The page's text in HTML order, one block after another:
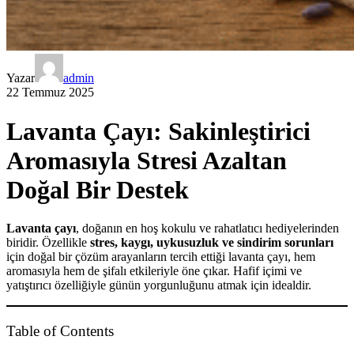
Yazar
admin
22 Temmuz 2025
Lavanta Çayı: Sakinleştirici
Aromasıyla Stresi Azaltan
Doğal Bir Destek
Lavanta çayı, doğanın en hoş kokulu ve rahatlatıcı hediyelerinden
biridir. Özellikle stres, kaygı, uykusuzluk ve sindirim sorunları
için doğal bir çözüm arayanların tercih ettiği lavanta çayı, hem
aromasıyla hem de şifalı etkileriyle öne çıkar. Hafif içimi ve
yatıştırıcı özelliğiyle günün yorgunluğunu atmak için idealdir.
Table of Contents